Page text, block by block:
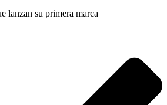
lanzan su primera marca